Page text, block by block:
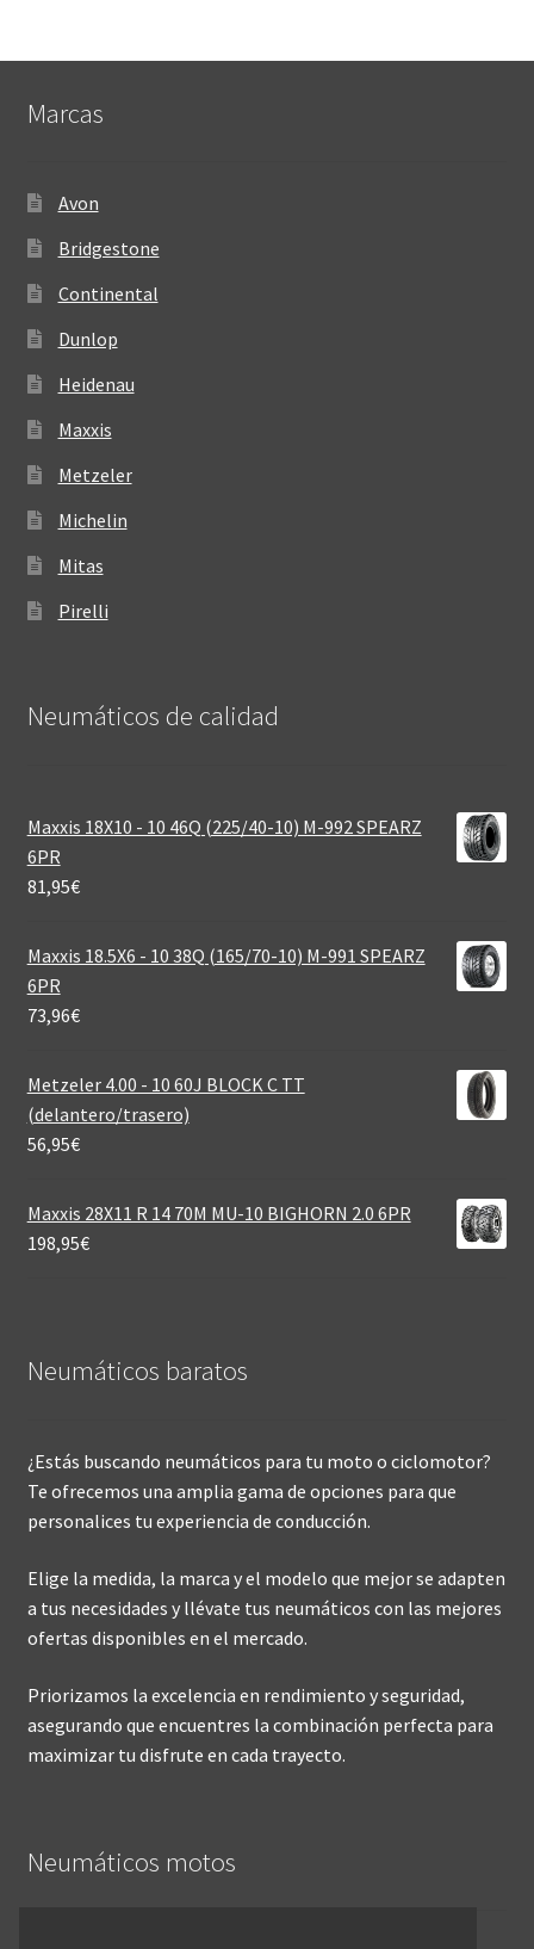
Marcas
Avon
Bridgestone
Continental
Dunlop
Heidenau
Maxxis
Metzeler
Michelin
Mitas
Pirelli
Neumáticos de calidad‎
Maxxis 18X10 - 10 46Q (225/40-10) M-992 SPEARZ
6PR
81,95€
Maxxis 18.5X6 - 10 38Q (165/70-10) M-991 SPEARZ
6PR
73,96€
Metzeler 4.00 - 10 60J BLOCK C TT
(delantero/trasero)
56,95€
Maxxis 28X11 R 14 70M MU-10 BIGHORN 2.0 6PR
198,95€
Neumáticos baratos
¿Estás buscando neumáticos para tu moto o ciclomotor?
Te ofrecemos una amplia gama de opciones para que
personalices tu experiencia de conducción.
Elige la medida, la marca y el modelo que mejor se adapten
a tus necesidades y llévate tus neumáticos con las mejores
ofertas disponibles en el mercado.
Priorizamos la excelencia en rendimiento y seguridad,
asegurando que encuentres la combinación perfecta para
maximizar tu disfrute en cada trayecto.
Neumáticos motos